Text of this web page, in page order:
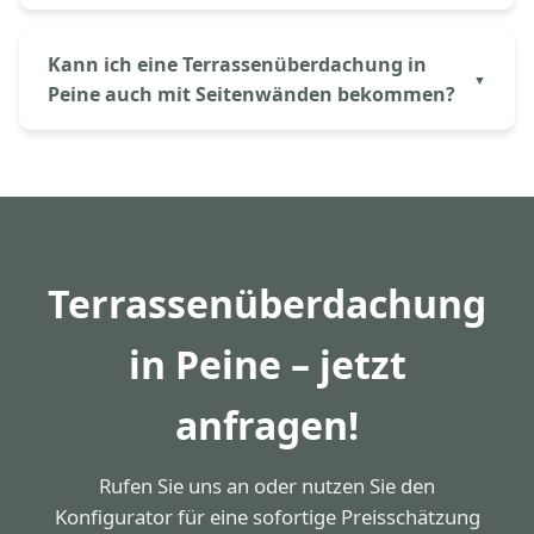
Pulverbeschichtung des Aluminium-Rahmens und
10 Jahre auf die fachgerechte Montage. Das VSG-
Kann ich eine Terrassenüberdachung in
Peine auch mit Seitenwänden bekommen?
oder fixen Seitenverglasungen. So wird Ihre
Terrassenüberdachung
in Peine – jetzt
anfragen!
Rufen Sie uns an oder nutzen Sie den
Konfigurator für eine sofortige Preisschätzung